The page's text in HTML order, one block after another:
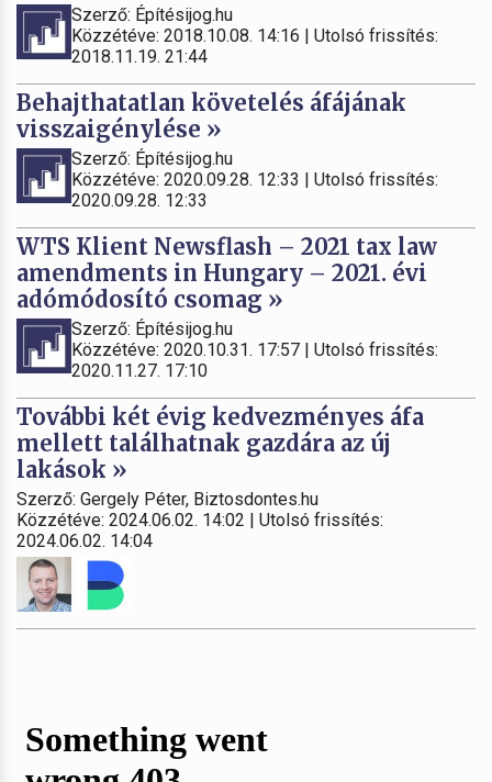
Szerző: Építésijog.hu
Közzétéve: 2018.10.08. 14:16 | Utolsó frissítés:
2018.11.19. 21:44
Behajthatatlan követelés áfájának
visszaigénylése »
Szerző: Építésijog.hu
Közzétéve: 2020.09.28. 12:33 | Utolsó frissítés:
2020.09.28. 12:33
WTS Klient Newsflash – 2021 tax law
amendments in Hungary – 2021. évi
adómódosító csomag »
Szerző: Építésijog.hu
Közzétéve: 2020.10.31. 17:57 | Utolsó frissítés:
2020.11.27. 17:10
További két évig kedvezményes áfa
mellett találhatnak gazdára az új
lakások »
Szerző: Gergely Péter, Biztosdontes.hu
Közzétéve: 2024.06.02. 14:02 | Utolsó frissítés:
2024.06.02. 14:04